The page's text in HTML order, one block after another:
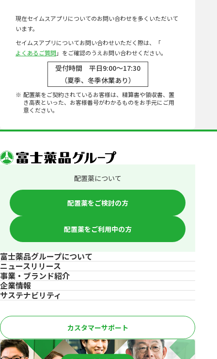
現在セイムスアプリについてのお問い合わせを多くいただいて
います。
セイムスアプリについてお問い合わせいただく際は、「
よくあるご質問」をご確認のうえお問い合わせください。
受付時間 平日9:00～17:30
（夏季、冬季休業あり）
配置薬をご契約されているお客様は、精算書や領収書、置
き高表といった、お客様番号がわかるものをお手元にご用
意ください。
配置薬について
配置薬をご検討の方
配置薬をご利用中の方
富士薬品グループについて
ニュースリリース
事業・ブランド紹介
企業情報
サステナビリティ
カスタマーサポート